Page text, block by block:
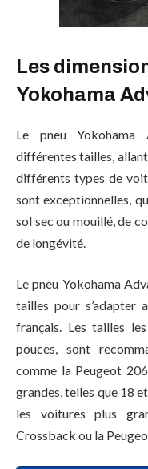
Les
Yokohama
Le pneu
différentes tailles, allant
différents types de
sont exceptionnelles,
sol sec ou mouillé, de
de longévité.
Le pneu Yokohama
tailles pour s’adapter
français. Les tailles
pouces, sont
comme la Peugeot
grandes, telles que 18
les voitures plus
Crossback ou la